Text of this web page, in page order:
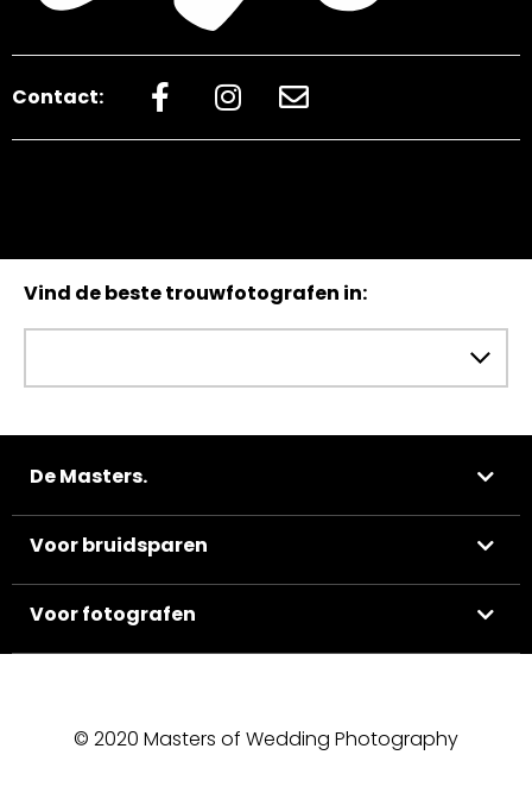
Contact:
Vind de beste trouwfotografen in:
De Masters.
Voor bruidsparen
Voor fotografen
© 2020 Masters of Wedding Photography